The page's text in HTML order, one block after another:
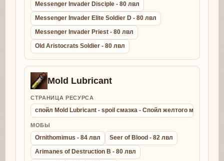
Messenger Invader Disciple - 80 лвл
Messenger Invader Elite Soldier D - 80 лвл
Messenger Invader Priest - 80 лвл
Old Aristocrats Soldier - 80 лвл
Mold Lubricant
СТРАНИЦА РЕСУРСА
спойл Mold Lubricant - spoil смазка - Спойл желтого молда
МОБЫ
Ornithomimus - 84 лвл
Seer of Blood - 82 лвл
Arimanes of Destruction B - 80 лвл